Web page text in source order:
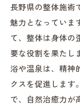
生理痛
心身の
長野県
全体的
心身の
生理痛
長野県の整体施術
魅力となっていま
て、整体は身体の
要な役割を果たし
浴や温泉は、精神
クスを促進します
で、自然治癒力が